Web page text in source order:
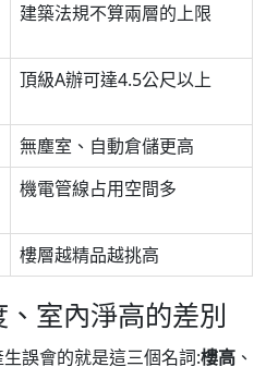
建築法規不算兩層的上限
頂級A辦可達4.5公尺以上
無塵室、自動倉儲更高
機電管線占用空間多
樓層越精品越挑高
室內淨高的差別
誤會的就是這三個名詞:樓高 、